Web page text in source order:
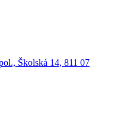
Školská 14, 811 07